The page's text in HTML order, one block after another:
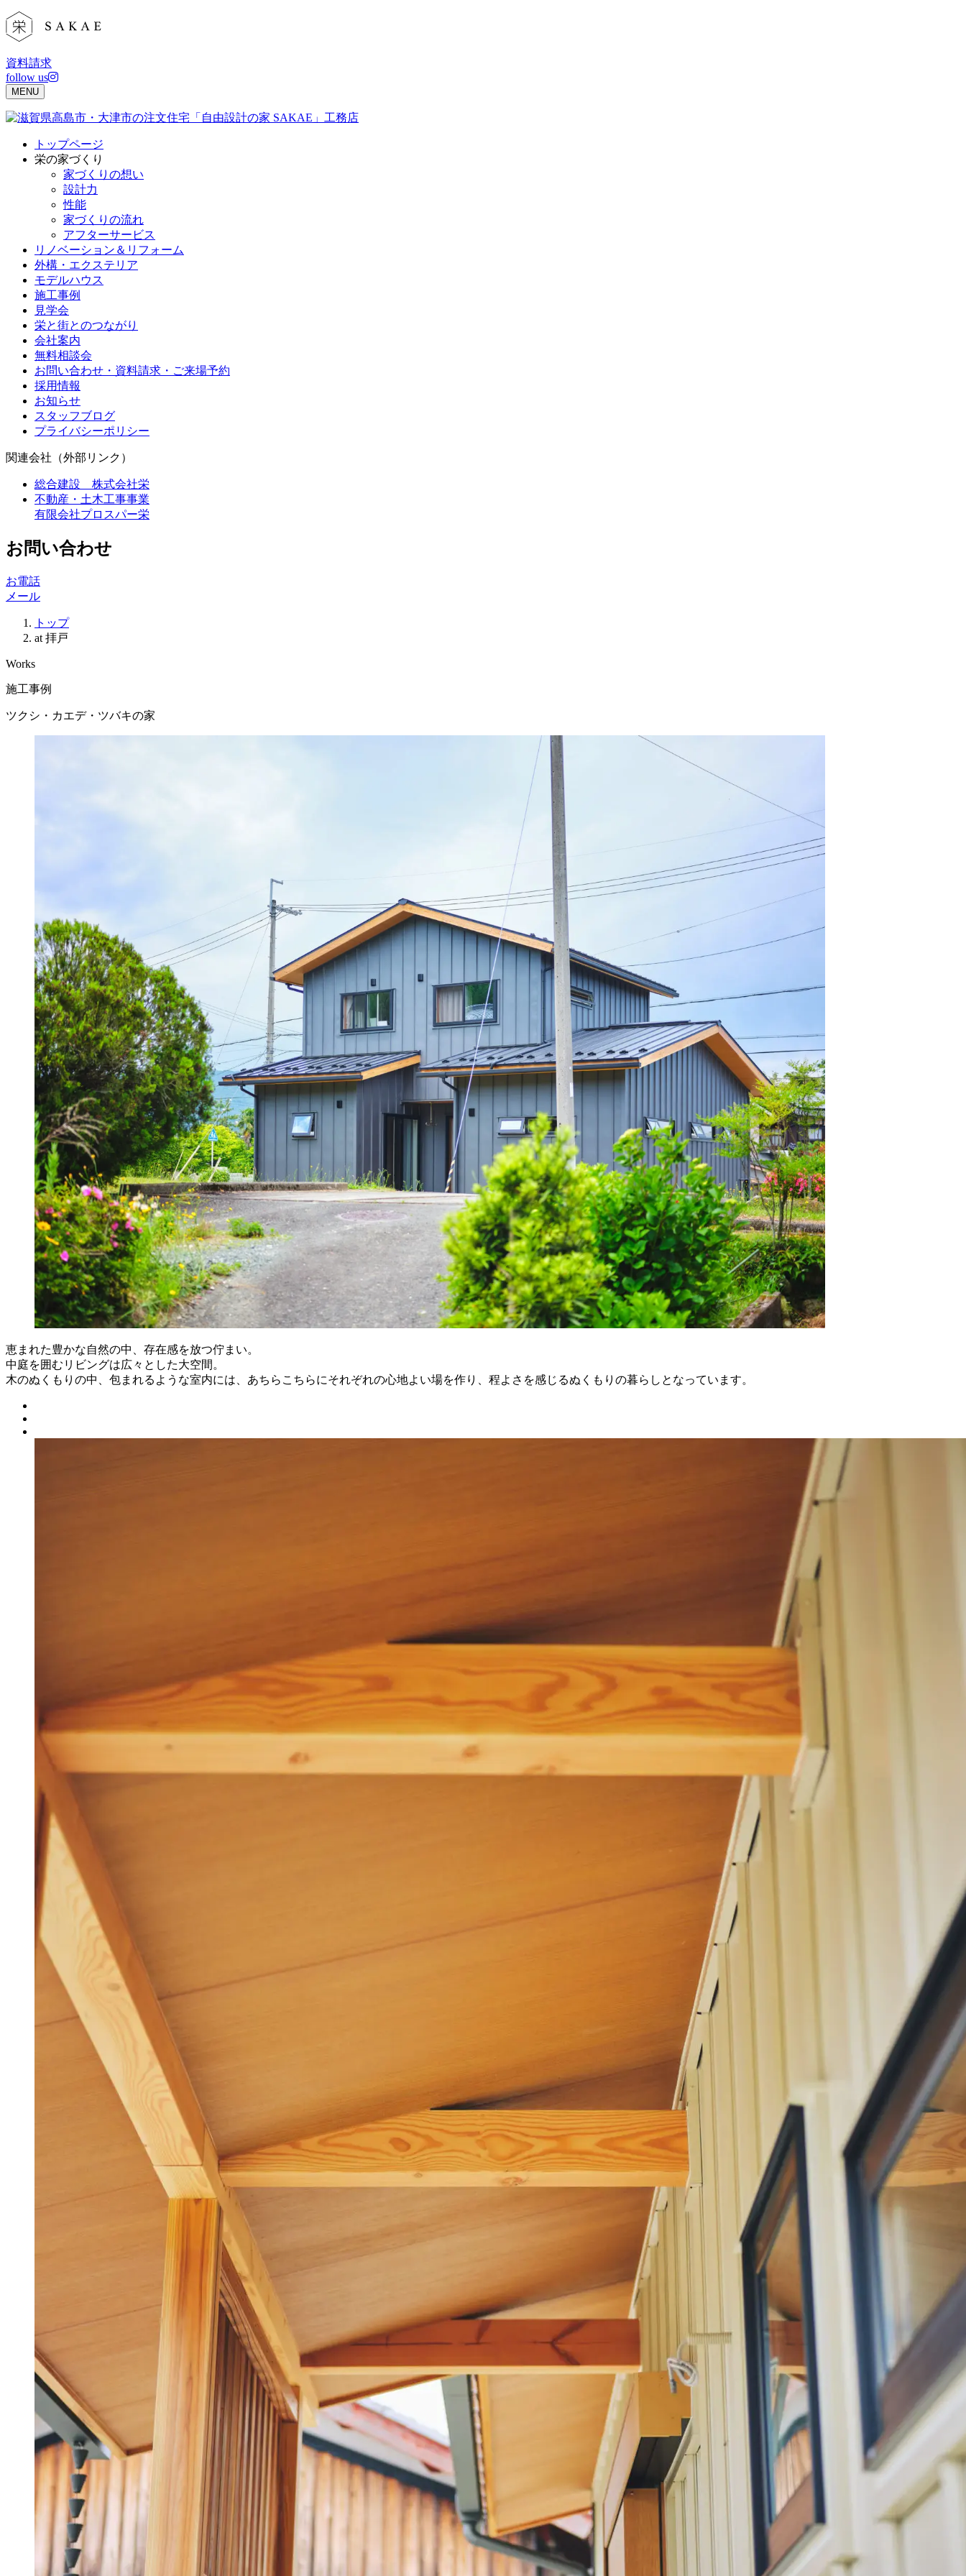
Skip
to
content
資料請求
follow us
MENU
トップページ
栄の家づくり
家づくりの想い
設計力
性能
家づくりの流れ
アフターサービス
リノベーション＆リフォーム
外構・エクステリア
モデルハウス
施工事例
見学会
栄と街とのつながり
会社案内
無料相談会
お問い合わせ・資料請求・ご来場予約
採用情報
お知らせ
スタッフブログ
プライバシーポリシー
関連会社（外部リンク）
総合建設 株式会社栄
不動産・土木工事事業
有限会社プロスパー栄
お問い合わせ
お電話
メール
トップ
at 拝戸
Works
施工事例
ツクシ・カエデ・ツバキの家
恵まれた豊かな自然の中、存在感を放つ佇まい。
中庭を囲むリビングは広々とした大空間。
木のぬくもりの中、包まれるような室内には、あちらこちらにそれぞれの心地よい場を作り、程よさを感じるぬくもりの暮らしとなっています。